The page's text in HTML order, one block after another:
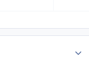
overview